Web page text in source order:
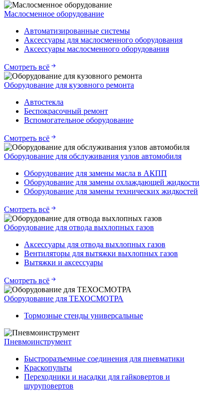
Маслосменное оборудование
Автоматизированные системы
Аксессуары для маслосменного оборудования
Аксессуары маслосменного оборудования
Смотреть всё
Оборудование для кузовного ремонта
Автостекла
Беспокрасочный ремонт
Вспомогательное оборудование
Смотреть всё
Оборудование для обслуживания узлов автомобиля
Оборудование для замены масла в АКПП
Оборудование для замены охлаждающей жидкости
Оборудование для замены технических жидкостей
Смотреть всё
Оборудование для отвода выхлопных газов
Аксессуары для отвода выхлопных газов
Вентиляторы для вытяжки выхлопных газов
Вытяжки и аксессуары
Смотреть всё
Оборудование для ТЕХОСМОТРА
Тормозные стенды универсальные
Пневмоинструмент
Быстроразъемные соединения для пневматики
Краскопульты
Переходники и насадки для гайковертов и
шуруповертов